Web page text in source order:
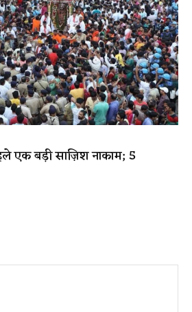
एक बड़ी साज़िश नाकाम; 5